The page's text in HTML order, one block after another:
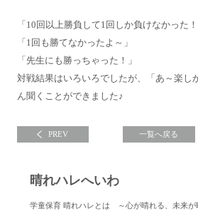
「10回以上勝負して1回しか負けなかった！
「1回も勝てなかったよ～」
「先生にも勝っちゃった！」
対戦結果はいろいろでしたが、「あ～楽し
ん聞くことができました♪
PREV 一覧へ戻る
晴れハレへいわ
学童保育 晴れハレとは ～心が晴れる、未来が